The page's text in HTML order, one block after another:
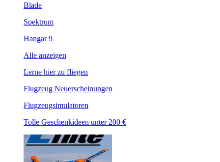
Blade
Spektrum
Hangar 9
Alle anzeigen
Lerne hier zu fliegen
Flugzeug Neuerscheinungen
Flugzeugsimulatoren
Tolle Geschenkideen unter 200 €